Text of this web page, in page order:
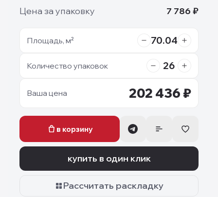
Цена за упаковку 7 786 ₽
Площадь, м² 70.04
Количество упаковок 26
Ваша цена 202 436 ₽
в корзину
купить в один клик
Рассчитать раскладку